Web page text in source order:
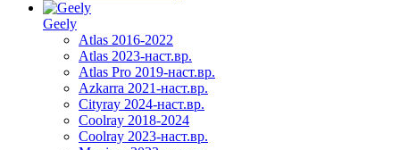
Geely
Atlas 2016-2022
Atlas 2023-наст.вр.
Atlas Pro 2019-наст.вр.
Azkarra 2021-наст.вр.
Cityray 2024-наст.вр.
Coolray 2018-2024
Coolray 2023-наст.вр.